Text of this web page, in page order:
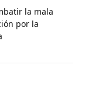
la mala
por la